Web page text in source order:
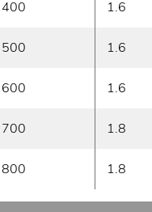
400 1.6
500 1.6
600 1.6
700 1.8
800 1.8